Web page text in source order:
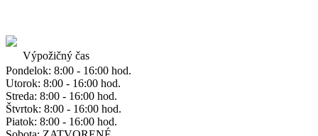
Výpožičný čas
Pondelok: 8:00 - 16:00 hod.
Utorok: 8:00 - 16:00 hod.
Streda: 8:00 - 16:00 hod.
Štvrtok: 8:00 - 16:00 hod.
Piatok: 8:00 - 16:00 hod.